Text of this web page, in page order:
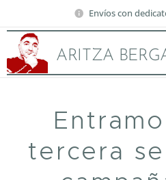
Envíos con
ARITZA
tercera